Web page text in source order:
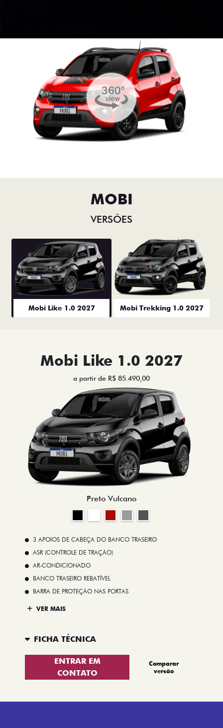
MOBI
VERSÕES
Mobi Like 1.0 2027 Mobi Trekking 1.0 2027
Mobi Like 1.0 2027
a partir de R$ 85.490,00
Preto Vulcano
3 APOIOS DE CABEÇA DO BANCO TRASEIRO
ASR (CONTROLE DE TRAÇÃO)
AR-CONDICIONADO
BANCO TRASEIRO REBATÍVEL
BARRA DE PROTEÇÃO NAS PORTAS
VER MAIS
FICHA TÉCNICA
ENTRAR EM
CONTATO
Comparar
versão